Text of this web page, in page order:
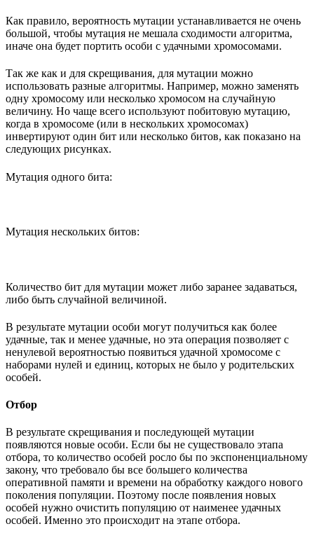
Как правило, вероятность мутации устанавливается не очень
большой, чтобы мутация не мешала сходимости алгоритма,
иначе она будет портить особи с удачными хромосомами.
Так же как и для скрещивания, для мутации можно
использовать разные алгоритмы. Например, можно заменять
одну хромосому или несколько хромосом на случайную
величину. Но чаще всего используют побитовую мутацию,
когда в хромосоме (или в нескольких хромосомах)
инвертируют один бит или несколько битов, как показано на
следующих рисунках.
Мутация одного бита:
Мутация нескольких битов:
Количество бит для мутации может либо заранее задаваться,
либо быть случайной величиной.
В результате мутации особи могут получиться как более
удачные, так и менее удачные, но эта операция позволяет с
ненулевой вероятностью появиться удачной хромосоме с
наборами нулей и единиц, которых не было у родительских
особей.
Отбор
В результате скрещивания и последующей мутации
появляются новые особи. Если бы не существовало этапа
отбора, то количество особей росло бы по экспоненциальному
закону, что требовало бы все большего количества
оперативной памяти и времени на обработку каждого нового
поколения популяции. Поэтому после появления новых
особей нужно очистить популяцию от наименее удачных
особей. Именно это происходит на этапе отбора.